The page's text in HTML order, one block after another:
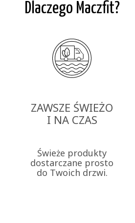
Dlaczego Maczfit?
ZAWSZE ŚWIEŻO
I NA CZAS
Świeże produkty
dostarczane prosto
do Twoich drzwi.